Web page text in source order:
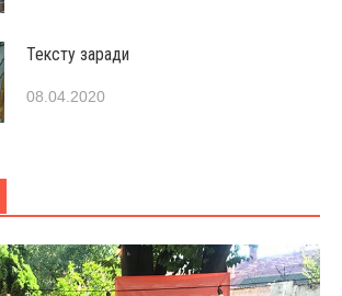
Тексту заради
08.04.2020